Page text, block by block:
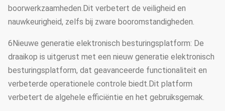
boorwerkzaamheden.Dit verbetert de veiligheid en
nauwkeurigheid, zelfs bij zware booromstandigheden.
6Nieuwe generatie elektronisch besturingsplatform: De
draaikop is uitgerust met een nieuw generatie elektronisch
besturingsplatform, dat geavanceerde functionaliteit en
verbeterde operationele controle biedt.Dit platform
verbetert de algehele efficiëntie en het gebruiksgemak.